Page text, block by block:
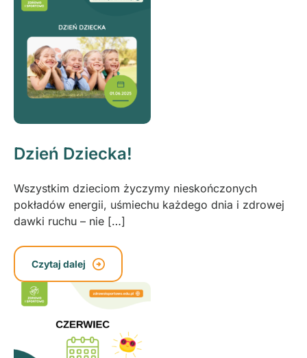
Dzień Dziecka!
Wszystkim dzieciom życzymy nieskończonych
pokładów energii, uśmiechu każdego dnia i zdrowej
dawki ruchu – nie […]
Czytaj dalej